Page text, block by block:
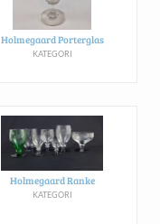
Holmegaard Porterglas
KATEGORI
Holmegaard Ranke
KATEGORI